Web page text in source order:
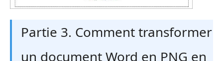
Partie 3. Comment transformer
un document Word en PNG en